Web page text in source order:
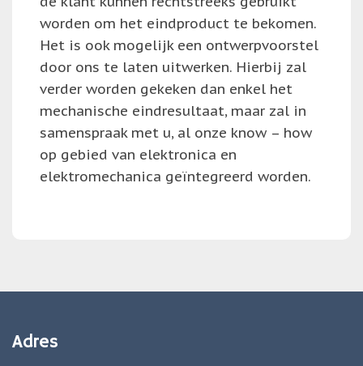
worden om het eindproduct te bekomen.
Het is ook mogelijk een ontwerpvoorstel
door ons te laten uitwerken. Hierbij zal
verder worden gekeken dan enkel het
mechanische eindresultaat, maar zal in
samenspraak met u, al onze know – how
op gebied van elektronica en
elektromechanica geïntegreerd worden.
Adres